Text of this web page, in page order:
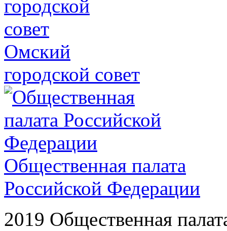
Омский
городской совет
Общественная палата
Российской Федерации
2019 Общественная